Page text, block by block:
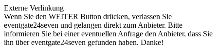
Externe Verlinkung
Wenn Sie den WEITER Button drücken, verlassen Sie
eventgate24seven und gelangen direkt zum Anbieter. Bitte
informieren Sie bei einer eventuellen Anfrage den Anbieter, dass Sie
ihn über eventgate24seven gefunden haben. Danke!